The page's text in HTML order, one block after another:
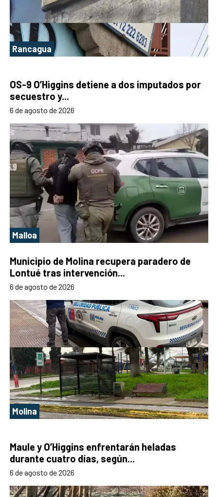
Rancagua
OS-9 O’Higgins detiene a dos imputados por
secuestro y...
6 de agosto de 2026
Malloa
Municipio de Molina recupera paradero de
Lontué tras intervención...
6 de agosto de 2026
Molina
Maule y O’Higgins enfrentarán heladas
durante cuatro días, según...
6 de agosto de 2026